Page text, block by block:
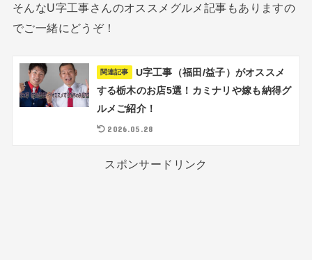
そんなU字工事さんのオススメグルメ記事もありますの
でご一緒にどうぞ！
関連記事
U字工事（福田/益子）がオススメ
する栃木のお店5選！カミナリや嫁も納得グ
ルメご紹介！
2026.05.28
スポンサードリンク